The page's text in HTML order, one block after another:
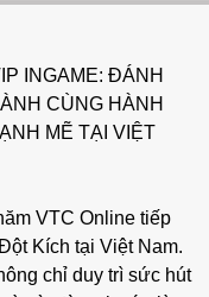
INGAME: ĐÁNH
CÙNG HÀNH
MẼ TẠI VIỆT
VTC Online tiếp
Kích tại Việt Nam.
chỉ duy trì sức hút